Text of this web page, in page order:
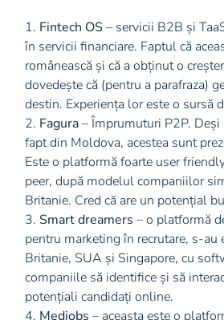
1. Fintech OS– servicii B2B și
în servicii financiare. Faptul că
românească și că a obținut o
dovedește că (pentru a parafraza)
destin. Experiența lor este o sursă
2. Fagura– Împrumuturi P2P. Deși
fapt din Moldova, acestea sunt
Este o platformă foarte user
peer, după modelul companiilor
Britanie. Cred că are un potențial
3. Smart dreamers – o platformă
pentru marketing în recrutare, s-au
Britanie, SUA și Singapore, cu
companiile să identifice și să
potențiali candidați online.
4. Medjobs – aceasta este o